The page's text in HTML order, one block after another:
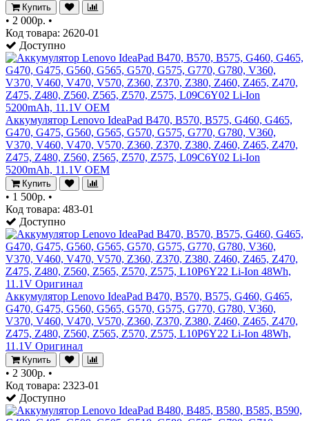
Купить
• 2 000р. •
Код товара: 2620-01
Доступно
Аккумулятор Lenovo IdeaPad B470, B570, B575, G460, G465,
G470, G475, G560, G565, G570, G575, G770, G780, V360,
V370, V460, V470, V570, Z360, Z370, Z380, Z460, Z465, Z470,
Z475, Z480, Z560, Z565, Z570, Z575, L09C6Y02 Li-Ion
5200mAh, 11.1V OEM
Купить
• 1 500р. •
Код товара: 483-01
Доступно
Аккумулятор Lenovo IdeaPad B470, B570, B575, G460, G465,
G470, G475, G560, G565, G570, G575, G770, G780, V360,
V370, V460, V470, V570, Z360, Z370, Z380, Z460, Z465, Z470,
Z475, Z480, Z560, Z565, Z570, Z575, L10P6Y22 Li-Ion 48Wh,
11.1V Оригинал
Купить
• 2 300р. •
Код товара: 2323-01
Доступно